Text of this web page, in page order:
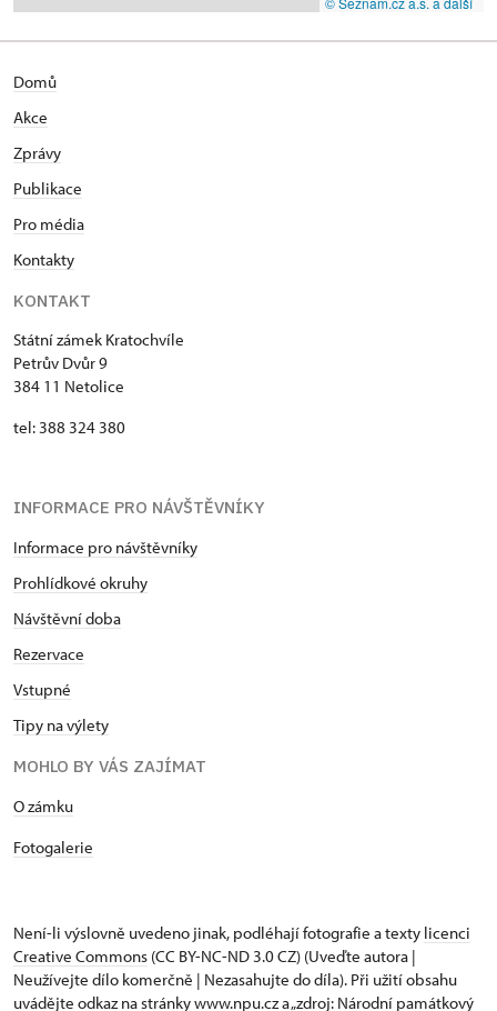
Domů
Akce
Zprávy
Publikace
Pro média
Kontakty
KONTAKT
Státní zámek Kratochvíle
Petrův Dvůr 9
384 11 Netolice
tel: 388 324 380
INFORMACE PRO NÁVŠTĚVNÍKY
Informace pro návštěvníky
Prohlídkové okruhy
Návštěvní doba
Rezervace
Vstupné
Tipy na výlety
MOHLO BY VÁS ZAJÍMAT
​​​​​​O zámku
Fotogalerie
Není-li výslovně uvedeno jinak, podléhají fotografie a texty licenci
Creative Commons (CC BY-NC-ND 3.0 CZ) (Uveďte autora |
Neužívejte dílo komerčně | Nezasahujte do díla). Při užití obsahu
uvádějte odkaz na stránky www.npu.cz a „zdroj: Národní památkový